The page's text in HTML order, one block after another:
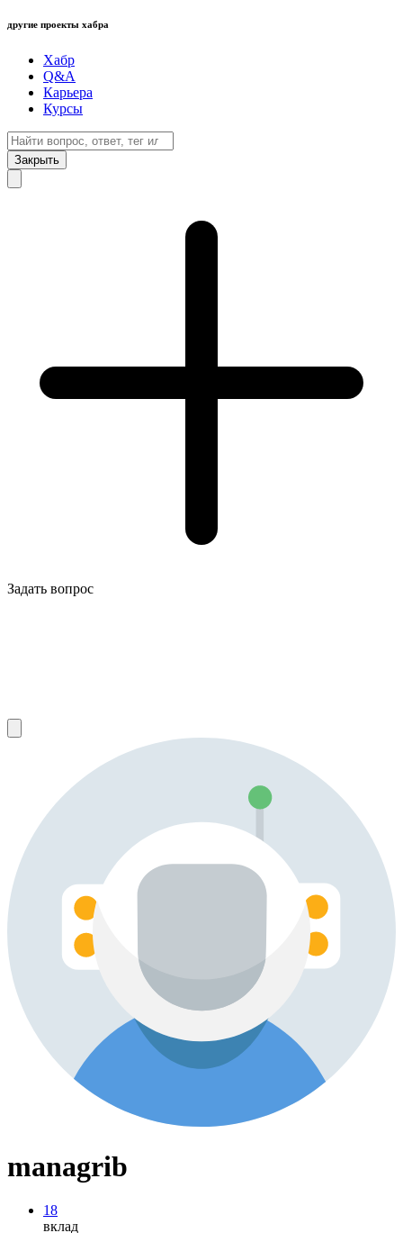
другие проекты хабра
Хабр
Q&A
Карьера
Курсы
Закрыть
Задать вопрос
managrib
18
вклад